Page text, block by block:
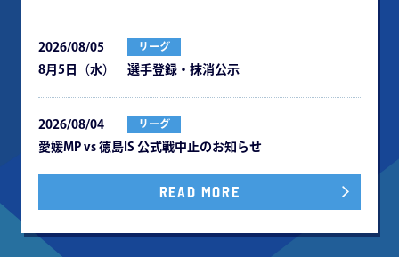
2026/08/05 リーグ
8月5日（水） 選手登録・抹消公示
2026/08/04 リーグ
愛媛MP vs 徳島IS 公式戦中⽌のお知らせ
READ MORE